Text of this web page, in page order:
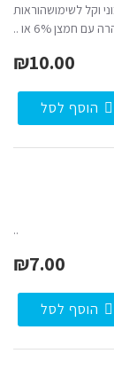
המכילה 10 גרם. חסכוני וקל לשימושהוראות
6% או ..
₪10.00
הוסף לסל
..
₪7.00
הוסף לסל